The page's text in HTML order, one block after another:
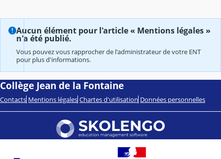
Aucun élément pour l'article « Mentions légales »
n'a été publié.
Vous pouvez vous rapprocher de l'administrateur de votre ENT
pour plus d'informations.
Collège Jean de la Fontaine
Contacts Mentions légales Chartes d'utilisation Données personnelles